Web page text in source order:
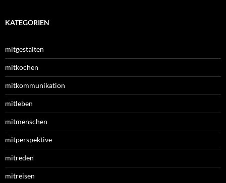
KATEGORIEN
mitgestalten
mitkochen
mitkommunikation
mitleben
mitmenschen
mitperspektive
mitreden
mitreisen